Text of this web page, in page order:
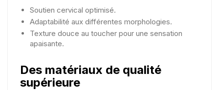
Soutien cervical optimisé.
Adaptabilité aux différentes morphologies.
Texture douce au toucher pour une sensation
apaisante.
Des matériaux de qualité
supérieure